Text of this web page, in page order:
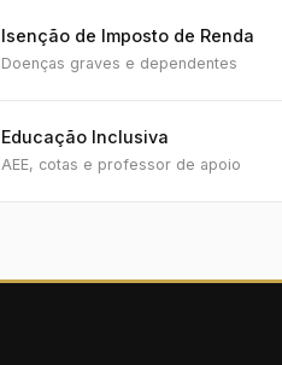
Isenção de Imposto de Renda
Doenças graves e dependentes
Educação Inclusiva
AEE, cotas e professor de apoio